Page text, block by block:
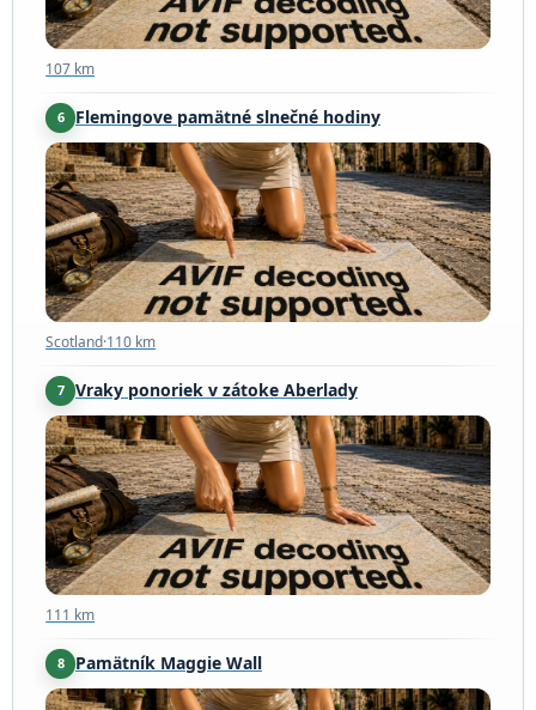
107 km
6 Flemingove pamätné slnečné hodiny
Scotland·110 km
Scotland·110 km
7 Vraky ponoriek v zátoke Aberlady
111 km
111 km
8 Pamätník Maggie Wall